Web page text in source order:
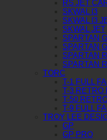
RS JET
SKWAL I3
SKWAL I3
SKWAL JET
SPARTAN
SPARTAN
SPARTAN
SPARTAN
TORC
T-1 FULL
T-3 RETRO
T-50
T-9 FULL
TROY LEE
GP
GP PRO